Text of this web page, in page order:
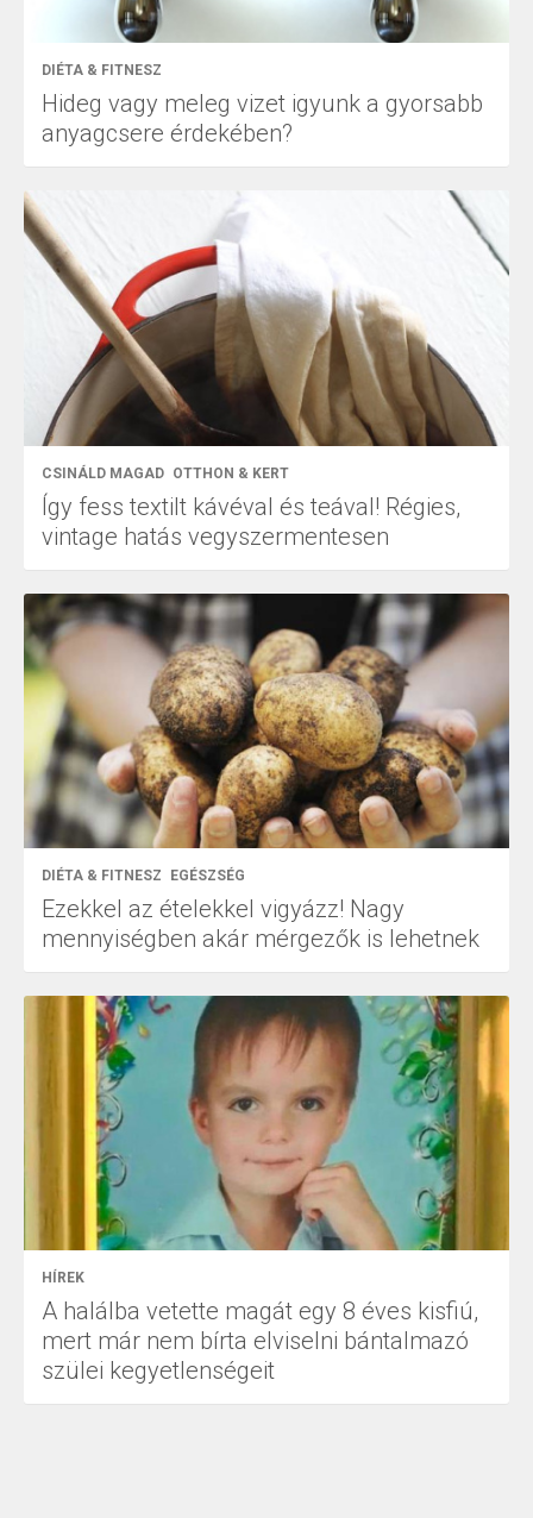
DIÉTA & FITNESZ
Hideg vagy meleg vizet igyunk a gyorsabb
anyagcsere érdekében?
CSINÁLD MAGAD OTTHON & KERT
Így fess textilt kávéval és teával! Régies,
vintage hatás vegyszermentesen
DIÉTA & FITNESZ EGÉSZSÉG
Ezekkel az ételekkel vigyázz! Nagy
mennyiségben akár mérgezők is lehetnek
HÍREK
A halálba vetette magát egy 8 éves kisfiú,
mert már nem bírta elviselni bántalmazó
szülei kegyetlenségeit